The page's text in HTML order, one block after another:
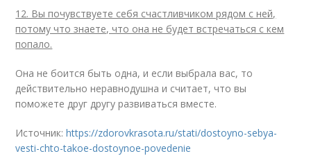
12. Вы почувствуете себя счастливчиком рядом с ней,
потому что знаете, что она не будет встречаться с кем
попало.
Она не боится быть одна, и если выбрала вас, то
действительно неравнодушна и считает, что вы
поможете друг другу развиваться вместе.
Источник:https://zdorovkrasota.ru/stati/dostoyno-sebya-
vesti-chto-takoe-dostoynoe-povedenie